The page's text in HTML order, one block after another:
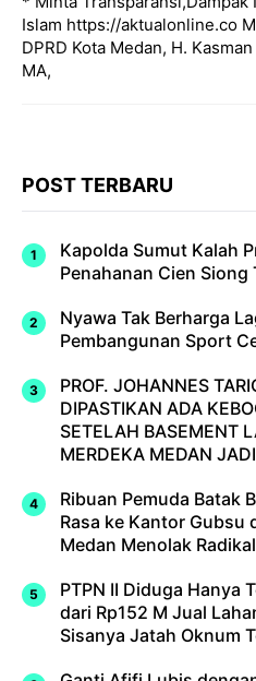
Islam https://aktualonline.co
DPRD Kota Medan, H.
MA,
POST TERBARU
Kapolda Sumut Kalah
Penahanan Cien Siong
Nyawa Tak Berharga
Pembangunan Sport
PROF. JOHANNES
DIPASTIKAN ADA
SETELAH BASEMENT
MERDEKA MEDAN JADI
Ribuan Pemuda Batak
Rasa ke Kantor Gubsu
Medan Menolak
PTPN II Diduga Hanya
dari Rp152 M Jual
Sisanya Jatah Oknum